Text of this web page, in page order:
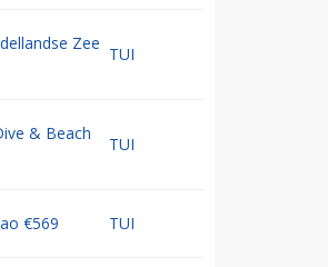
Zee
TUI
& Beach
TUI
€569 TUI